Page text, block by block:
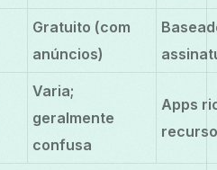
Gratuito (com
anúncios)
Varia;
geralmente
confusa
Apps